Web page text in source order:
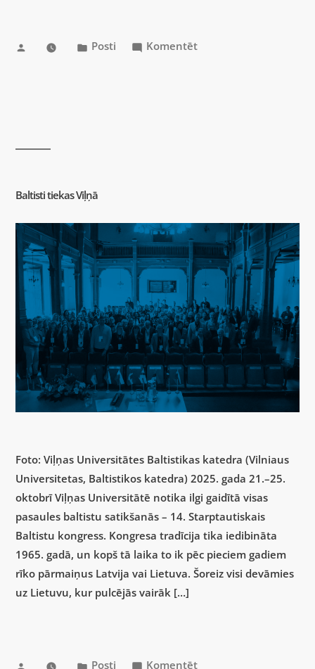
Posti Komentēt
Baltisti tiekas Viļņā
Foto: Viļņas Universitātes Baltistikas katedra (Vilniaus
Universitetas, Baltistikos katedra) 2025. gada 21.–25.
oktobrī Viļņas Universitātē notika ilgi gaidītā visas
pasaules baltistu satikšanās – 14. Starptautiskais
Baltistu kongress. Kongresa tradīcija tika iedibināta
1965. gadā, un kopš tā laika to ik pēc pieciem gadiem
rīko pārmaiņus Latvija vai Lietuva. Šoreiz visi devāmies
uz Lietuvu, kur pulcējās vairāk […]
Posti Komentēt